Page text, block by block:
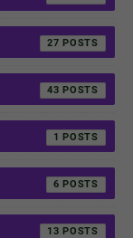
27
43
1
6
13